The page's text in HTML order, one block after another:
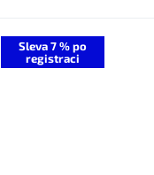
Sleva 7 % po
registraci